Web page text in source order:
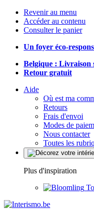
Revenir au menu
Accéder au contenu
Consulter le panier
Un foyer éco-
Belgique : Livraison
Retour gratuit
Aide
Où est ma
Retours
Frais d'envoi
Modes de
Nous contacter
Toutes les
Plus d'inspiration